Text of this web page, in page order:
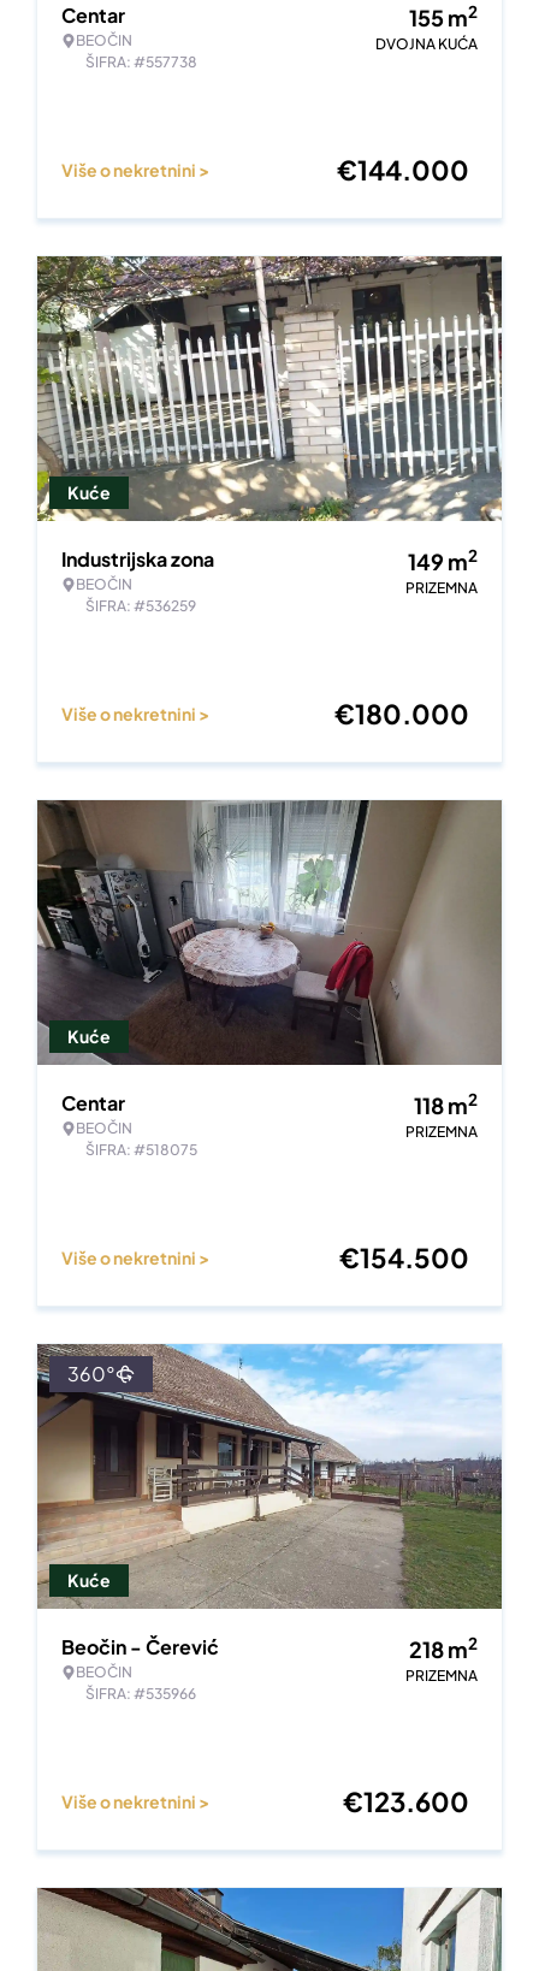
Centar
BEOČIN
ŠIFRA: #557738
155m2
DVOJNA KUĆA
Više o nekretnini > €144.000
Kuće
Industrijska zona
BEOČIN
ŠIFRA: #536259
149 m2
PRIZEMNA
Više o nekretnini > €180.000
Kuće
Centar
BEOČIN
ŠIFRA: #518075
118m2
PRIZEMNA
Više o nekretnini > €154.500
Kuće
360°
Beočin - Čerević
BEOČIN
ŠIFRA: #535966
218m2
PRIZEMNA
Više o nekretnini > €123.600